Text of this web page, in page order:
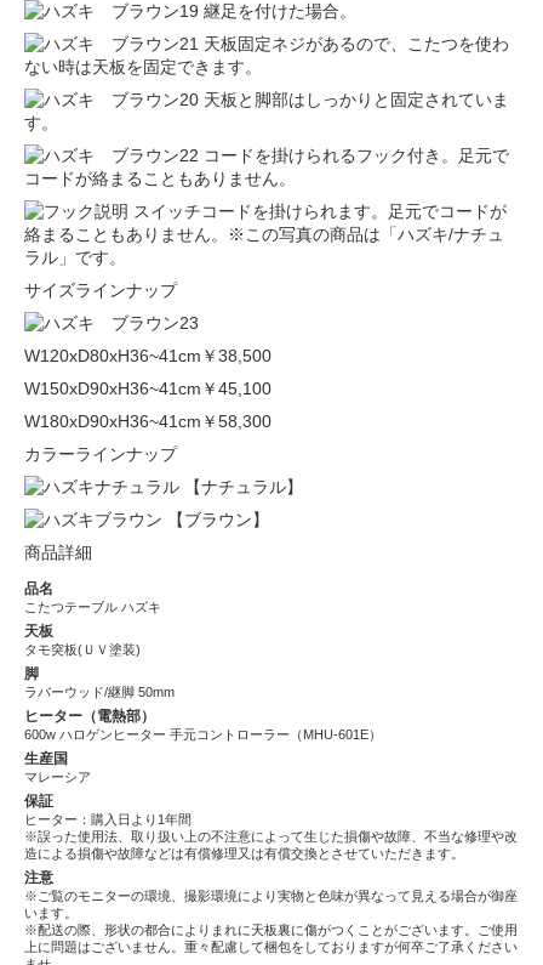
継足を付けた場合。
天板固定ネジがあるので、こたつを使わ
ない時は天板を固定できます。
天板と脚部はしっかりと固定されていま
す。
コードを掛けられるフック付き。足元で
コードが絡まることもありません。
スイッチコードを掛けられます。足元でコードが
絡まることもありません。※この写真の商品は「ハズキ/ナチュ
ラル」です。
サイズラインナップ
W120xD80xH36~41cm ￥38,500
W150xD90xH36~41cm ￥45,100
W180xD90xH36~41cm ￥58,300
カラーラインナップ
【ナチュラル】
【ブラウン】
商品詳細
品名
こたつテーブル ハズキ
天板
タモ突板(ＵＶ塗装)
脚
ラバーウッド/継脚 50mm
ヒーター（電熱部）
600w ハロゲンヒーター 手元コントローラー（MHU-601E）
生産国
マレーシア
保証
ヒーター：購入日より1年間
※誤った使用法、取り扱い上の不注意によって生じた損傷や故障、不当な修理や改
造による損傷や故障などは有償修理又は有償交換とさせていただきます。
注意
※ご覧のモニターの環境、撮影環境により実物と色味が異なって見える場合が御座
います。
※配送の際、形状の都合によりまれに天板裏に傷がつくことがございます。ご使用
上に問題はございません。重々配慮して梱包をしておりますが何卒ご了承ください